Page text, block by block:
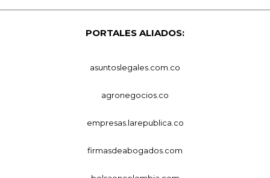
PORTALES ALIADOS:
asuntoslegales.com.co
agronegocios.co
empresas.larepublica.co
firmasdeabogados.com